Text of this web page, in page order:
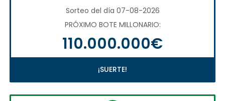
Sorteo del día 07-08-2026
PRÓXIMO BOTE MILLONARIO:
110.000.000€
¡SUERTE!